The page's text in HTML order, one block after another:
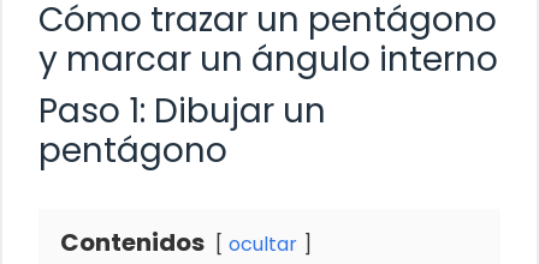
Cómo trazar un pentágono
y marcar un ángulo interno
Paso 1: Dibujar un
pentágono
Contenidos ocultar